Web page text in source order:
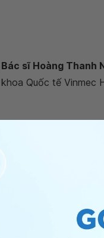
sĩ Hoàng Thanh
Quốc tế Vinmec
đau khi ánh sáng
sau:
hiện tượng
thể gặp trong
xuất huyết dịch
trên đều rất